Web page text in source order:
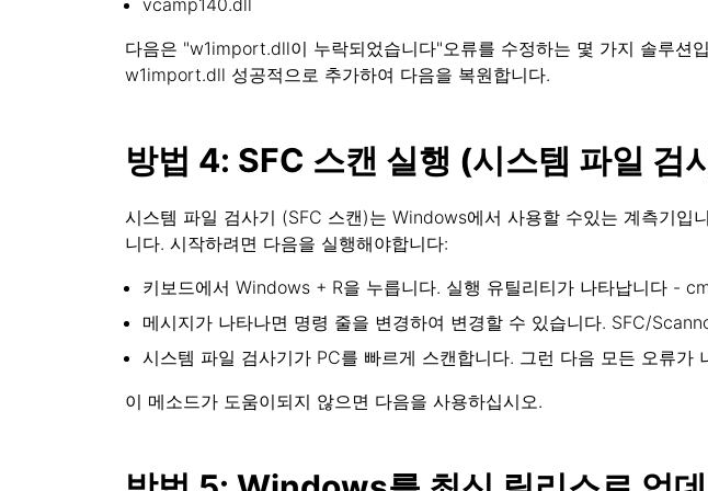
vcamp140.dll
다음은 "w1import.dll이 누락되었습니다"오류를 수정하는 몇 가지 솔루
w1import.dll 성공적으로 추가하여 다음을 복원합니다.
방법 4: SFC 스캔 실행 (시스템 파일 검
시스템 파일 검사기 (SFC 스캔)는 Windows에서 사용할 수있는 계측기
니다. 시작하려면 다음을 실행해야합니다:
키보드에서 Windows + R을 누릅니다. 실행 유틸리티가 나타납니다
메시지가 나타나면 명령 줄을 변경하여 변경할 수 있습니다. SFC/
시스템 파일 검사기가 PC를 빠르게 스캔합니다. 그런 다음 모든 오류
이 메소드가 도움이되지 않으면 다음을 사용하십시오.